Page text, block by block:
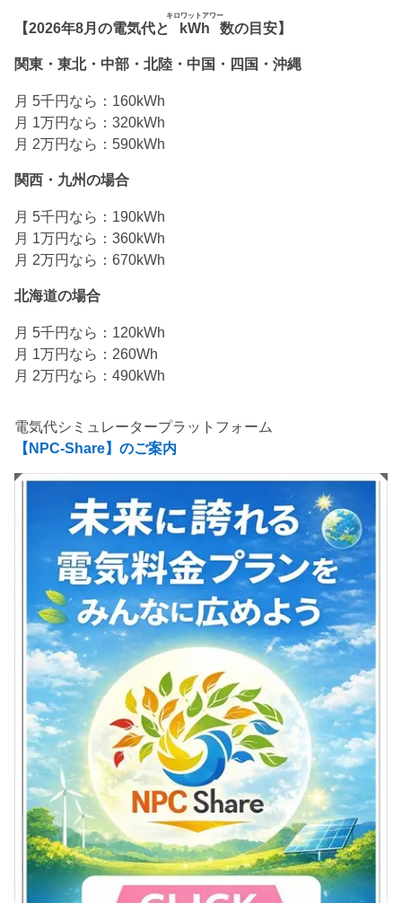
【2026年8月の電気代と kWh
キロワットアワー
数の目安】
関東・東北・中部・北陸・中国・四国・沖縄
月 5千円なら：160kWh
月 1万円なら：320kWh
月 2万円なら：590kWh
関西・九州の場合
月 5千円なら：190kWh
月 1万円なら：360kWh
月 2万円なら：670kWh
北海道の場合
月 5千円なら：120kWh
月 1万円なら：260Wh
月 2万円なら：490kWh
電気代シミュレータープラットフォーム
【NPC-Share】のご案内